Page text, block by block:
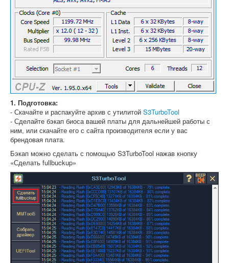
1. Подготовка:
- Скачайте и распакуйте архив с утилитой S3TurboTool
- Сделайте бэкап биоса вашей платы для дальнейшей работы с
ним, или скачайте его с сайта производителя если у вас
брендовая плата.
Бэкап можно сделать с помощью S3TurboTool нажав кнопку
«Сделать fullbuckup»